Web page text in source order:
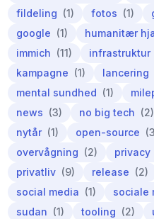
fildeling (1) fotos (1)
google (1) humanitær
immich (11) infrastruktur
kampagne (1) lancering
mental sundhed (1)
news (3) no big tech (2)
nytår (1) open-source
overvågning (2) privacy
privatliv (9) release (2)
social media (1) sociale
sudan (1) tooling (2)